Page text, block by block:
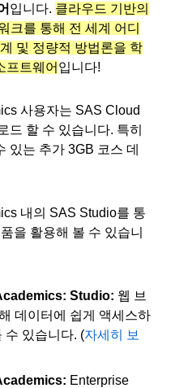
입니다. 클라우드 기반의
크를 통해 전 세계 어디
및 정량적 방법론을 학
프트웨어 입니다!
사용자는 SAS Cloud
드 할 수 있습니다. 특히
있는 추가 3GB 코스 데
내의 SAS Studio를 통
을 활용해 볼 수 있습니
Studio: 웹 브
데이터에 쉽게 액세스하
수 있습니다. (자세히 보
Enterprise